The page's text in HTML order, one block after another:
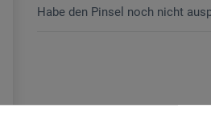
Habe den Pinsel noch nicht